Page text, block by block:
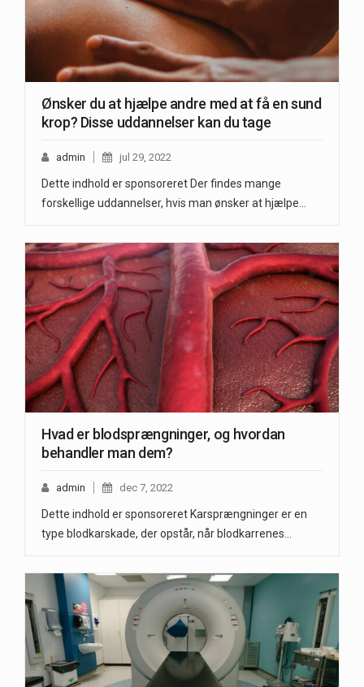
Ønsker du at hjælpe andre med at få en sund
krop? Disse uddannelser kan du tage
admin jul 29, 2022
Dette indhold er sponsoreret Der findes mange
forskellige uddannelser, hvis man ønsker at hjælpe…
Hvad er blodsprængninger, og hvordan
behandler man dem?
admin dec 7, 2022
Dette indhold er sponsoreret Karsprængninger er en
type blodkarskade, der opstår, når blodkarrenes…